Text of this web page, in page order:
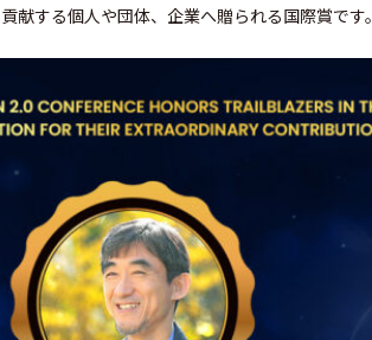
献する個人や団体、企業へ贈られる国際賞です。